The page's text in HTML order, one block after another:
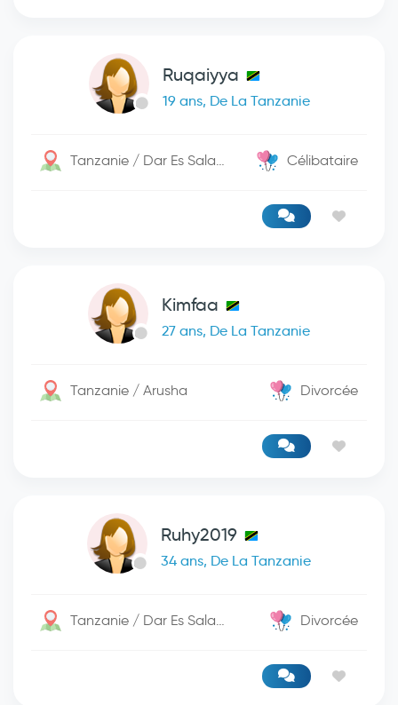
Ruqaiyya
19 ans, De La Tanzanie
Tanzanie / Dar Es Salaam Célibataire
Kimfaa
27 ans, De La Tanzanie
Tanzanie / Arusha Divorcée
Ruhy2019
34 ans, De La Tanzanie
Tanzanie / Dar Es Salaam Divorcée